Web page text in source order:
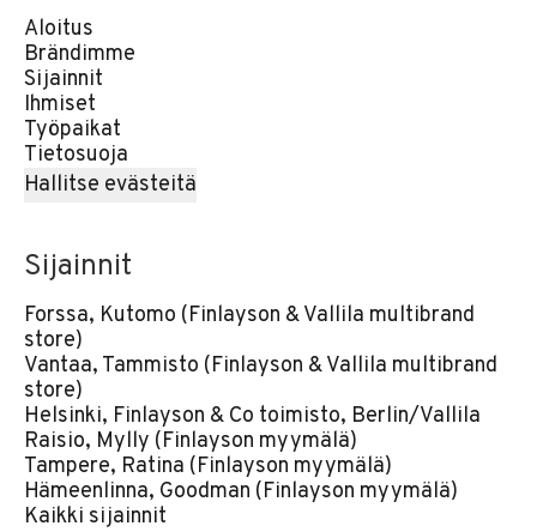
Aloitus
Brändimme
Sijainnit
Ihmiset
Työpaikat
Tietosuoja
Hallitse evästeitä
Sijainnit
Forssa, Kutomo (Finlayson & Vallila multibrand
store)
Vantaa, Tammisto (Finlayson & Vallila multibrand
store)
Helsinki, Finlayson & Co toimisto, Berlin/Vallila
Raisio, Mylly (Finlayson myymälä)
Tampere, Ratina (Finlayson myymälä)
Hämeenlinna, Goodman (Finlayson myymälä)
Kaikki sijainnit